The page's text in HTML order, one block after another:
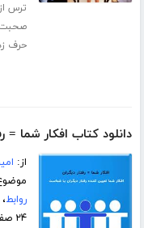
ترس
حرف
دانلود کتاب افکار شما =
از:
روابط
۲۴ صفحه